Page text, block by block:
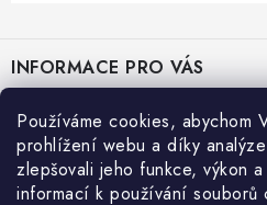
Používáme cookies, abychom
prohlížení webu a díky
zlepšovali jeho funkce, výkon
informací k používání souborů
pINFORMACE PRO VÁS
KONTAKTY
POŠTOVNÉ A DOPRAVA
KONFIGURÁTOR AUTOBATERIÍ
PRODEJNY BATTERY.CZ
Prodejna Brno - Pražákova ul.
Konfigurátor AUTOBATERIE